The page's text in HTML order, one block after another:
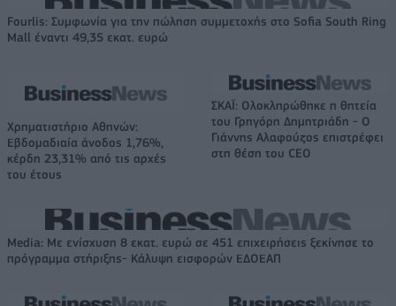
Fourlis: Συμφωνία για την πώληση συμμετοχής στο Sofia South Ring
Mall έναντι 49,35 εκατ. ευρώ
Χρηματιστήριο Αθηνών:
Εβδομαδιαία άνοδος 1,76%,
κέρδη 23,31% από τις αρχές
του έτους
ΣΚΑΪ: Ολοκληρώθηκε η θητεία
του Γρηγόρη Δημητριάδη - Ο
Γιάννης Αλαφούζος επιστρέφει
στη θέση του CEO
Media: Με ενίσχυση 8 εκατ. ευρώ σε 451 επιχειρήσεις ξεκίνησε το
πρόγραμμα στήριξης- Κάλυψη εισφορών ΕΔΟΕΑΠ